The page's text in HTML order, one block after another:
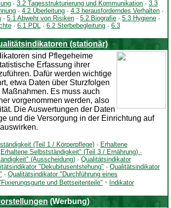
· 3.2 Tagesstrukturierung und Kommunikation · 3.3
· 4.2 Überleitung · 4.3 herausforderndes Verhalten ·
· 5.1 Abwehr von Risiken · 5.2 Biografie · 5.3 Hygiene ·
· 6.1 PDL · 6.2 Sterbebegleitung · 6.3
(stationär)
sind Pflegeheime
Erfassung ihrer
Dafür werden wichtige
etwa Daten über Sturzfolgen
Es muss auch
vorgenommen werden, also
Die Auswertungen der Daten
und die Versorgung in der Einrichtung auf
(Teil 1 / Körperpflege) · Erhaltene
Erhaltene Selbstständigkeit" (Teil 3 / Ernährung) ·
(Ausscheidung) · Qualitätsindikator
"Dekubitusentstehung" · Qualitätsindikator
· Qualitätsindikator "Durchführung eines
und Bettseitenteile" · Indikator
(Werbung)